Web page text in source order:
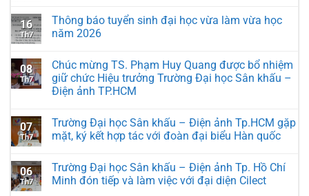
16
Th7
Thông báo tuyển sinh đại học vừa làm vừa học
năm 2026
08
Th7
Chúc mừng TS. Phạm Huy Quang được bổ nhiệm
giữ chức Hiệu trưởng Trường Đại học Sân khấu –
Điện ảnh TP.HCM
07
Th7
Trường Đại học Sân khấu – Điện ảnh Tp.HCM gặp
mặt, ký kết hợp tác với đoàn đại biểu Hàn quốc
06
Th7
Trường Đại học Sân khấu – Điện ảnh Tp. Hồ Chí
Minh đón tiếp và làm việc với đại diện Cilect